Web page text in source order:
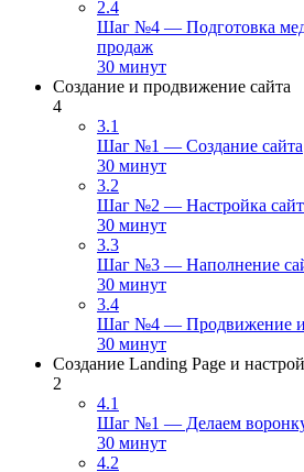
2.4
Шаг №4 — Подготовка
продаж
30 минут
Создание и продвижение сайта
4
3.1
Шаг №1 — Создание сайта
30 минут
3.2
Шаг №2 — Настройка
30 минут
3.3
Шаг №3 — Наполнение
30 минут
3.4
Шаг №4 — Продвижение и
30 минут
Создание Landing Page и
2
4.1
Шаг №1 — Делаем
30 минут
4.2